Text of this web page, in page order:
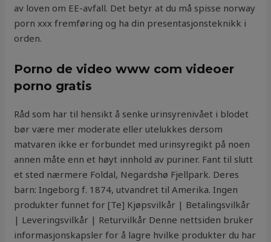
av loven om EE-avfall. Det betyr at du må spisse norway
porn xxx fremføring og ha din presentasjonsteknikk i
orden.
Porno de video www com videoer
porno gratis
Råd som har til hensikt å senke urinsyrenivået i blodet
bør være mer moderate eller utelukkes dersom
matvaren ikke er forbundet med urinsyregikt på noen
annen måte enn et høyt innhold av puriner. Fant til slutt
et sted nærmere Foldal, Negardshø Fjellpark. Deres
barn: Ingeborg f. 1874, utvandret til Amerika. Ingen
produkter funnet for [Te] Kjøpsvilkår | Betalingsvilkår
| Leveringsvilkår | Returvilkår Denne nettsiden bruker
informasjonskapsler for å lagre hvilke produkter du har